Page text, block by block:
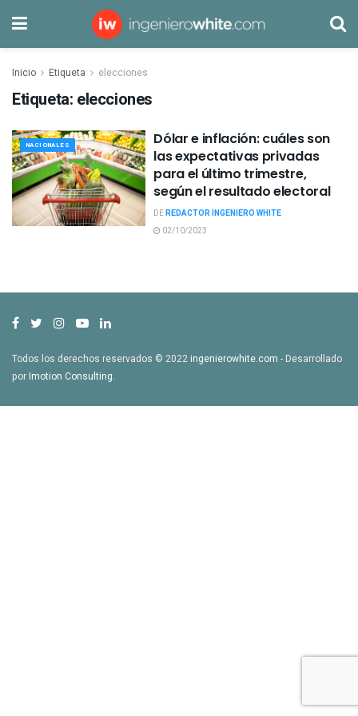
Inicio Etiqueta elecciones
Etiqueta: elecciones
NACIONALES
Dólar e inflación: cuáles son
las expectativas privadas
para el último trimestre,
según el resultado electoral
DEREDACTOR INGENIERO WHITE
02/10/2023
Todos los derechos reservados © 2022ingenierowhite.com - Desarrollado
porImotion Consulting.